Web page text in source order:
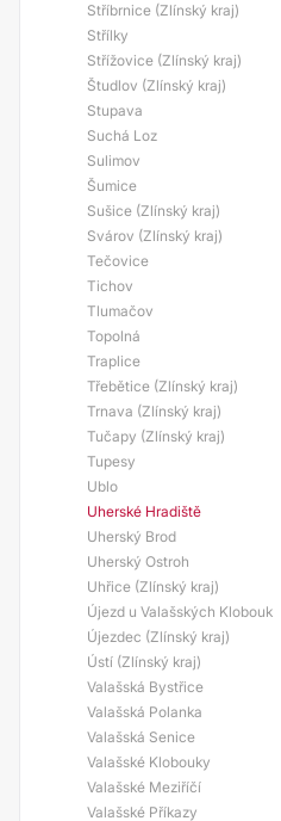
Stříbrnice (Zlínský kraj)
Střílky
Střížovice (Zlínský kraj)
Študlov (Zlínský kraj)
Stupava
Suchá Loz
Sulimov
Šumice
Sušice (Zlínský kraj)
Svárov (Zlínský kraj)
Tečovice
Tichov
Tlumačov
Topolná
Traplice
Třebětice (Zlínský kraj)
Trnava (Zlínský kraj)
Tučapy (Zlínský kraj)
Tupesy
Ublo
Uherské Hradiště
Uherský Brod
Uherský Ostroh
Uhřice (Zlínský kraj)
Újezd u Valašských Klobouk
Újezdec (Zlínský kraj)
Ústí (Zlínský kraj)
Valašská Bystřice
Valašská Polanka
Valašská Senice
Valašské Klobouky
Valašské Meziříčí
Valašské Příkazy